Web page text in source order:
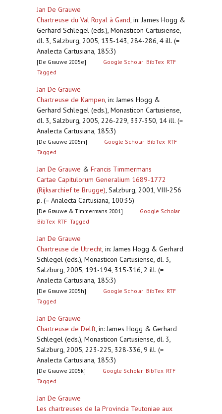
Jan De Grauwe
Chartreuse du Val Royal à Gand, in: James Hogg &
Gerhard Schlegel (eds.), Monasticon Cartusiense,
dl. 3, Salzburg, 2005, 135-143, 284-286, 4 ill. (=
Analecta Cartusiana, 185:3)
[De Grauwe 2005e] Google Scholar BibTex RTF
Tagged
Jan De Grauwe
Chartreuse de Kampen, in: James Hogg &
Gerhard Schlegel (eds.), Monasticon Cartusiense,
dl. 3, Salzburg, 2005, 226-229, 337-350, 14 ill. (=
Analecta Cartusiana, 185:3)
[De Grauwe 2005m] Google Scholar BibTex RTF
Tagged
Jan De Grauwe & Francis Timmermans
Cartae Capitulorum Generalium 1689-1772
(Rijksarchief te Brugge), Salzburg, 2001, VIII-256
p. (= Analecta Cartusiana, 100:35)
[De Grauwe & Timmermans 2001]
Google Scholar
BibTex RTF Tagged
Jan De Grauwe
Chartreuse de Utrecht, in: James Hogg & Gerhard
Schlegel (eds.), Monasticon Cartusiense, dl. 3,
Salzburg, 2005, 191-194, 315-316, 2 ill. (=
Analecta Cartusiana, 185:3)
[De Grauwe 2005h] Google Scholar BibTex RTF
Tagged
Jan De Grauwe
Chartreuse de Delft, in: James Hogg & Gerhard
Schlegel (eds.), Monasticon Cartusiense, dl. 3,
Salzburg, 2005, 223-225, 328-336, 9 ill. (=
Analecta Cartusiana, 185:3)
[De Grauwe 2005k] Google Scholar BibTex RTF
Tagged
Jan De Grauwe
Les chartreuses de la Provincia Teutoniae aux